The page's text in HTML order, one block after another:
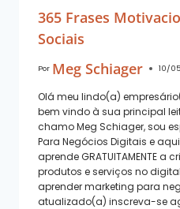
365 Frases
Sociais
Por Meg Schiager 10/
Olá meu lindo(a)
bem vindo à sua principal
chamo Meg Schiager, sou
Para Negócios Digitais e aqui
aprende GRATUITAMENTE a
produtos e serviços no
aprender marketing para
atualizado(a) inscreva-se